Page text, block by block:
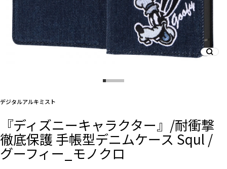
And More
スマホリング/ストラップ/他
事業内容
会社概要
デジタルアルキミスト
『ディズニーキャラクター』/耐衝撃
徹底保護 手帳型デニムケース Squl /
グーフィー_モノクロ